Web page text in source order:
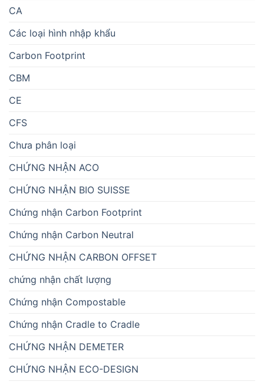
CA
Các loại hình nhập khẩu
Carbon Footprint
CBM
CE
CFS
Chưa phân loại
CHỨNG NHẬN ACO
CHỨNG NHẬN BIO SUISSE
Chứng nhận Carbon Footprint
Chứng nhận Carbon Neutral
CHỨNG NHẬN CARBON OFFSET
chứng nhận chất lượng
Chứng nhận Compostable
Chứng nhận Cradle to Cradle
CHỨNG NHẬN DEMETER
CHỨNG NHẬN ECO-DESIGN